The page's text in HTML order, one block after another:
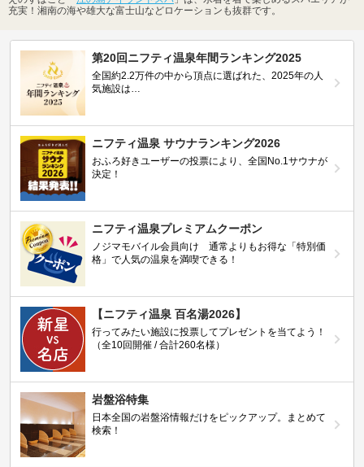
充実！湘南の海や雄大な富士山などロケーションも抜群です。
第20回ニフティ温泉年間ランキング2025
全国約2.2万件の中から頂点に選ばれた、2025年の人
気施設は…
ニフティ温泉 サウナランキング2026
おふろ好きユーザーの投票により、全国No.1サウナが
決定！
ニフティ温泉プレミアムクーポン
ノジマモバイル会員向け 通常よりもお得な「特別価
格」で人気の温泉を満喫できる！
【ニフティ温泉 百名湯2026】
行ってみたい施設に投票してプレゼントを当てよう！
（全10回開催 / 合計260名様）
岩盤浴特集
日本全国の岩盤浴情報だけをピックアップ。まとめて
検索！